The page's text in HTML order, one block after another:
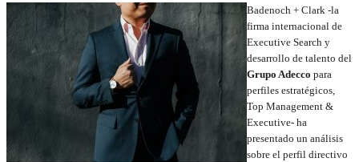
Badenoch + Clark -la
firma internacional de
Executive Search y
desarrollo de talento del
Grupo Adecco para
perfiles estratégicos,
Top Management &
Executive- ha
presentado un análisis
sobre el perfil directivo